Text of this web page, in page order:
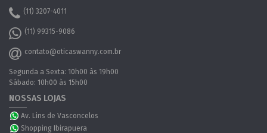
(11) 3207-4011
(11) 99315-9086
contato@oticaswanny.com.br
Segunda a Sexta: 10h00 às 19h00
Sábado: 10h00 às 15h00
NOSSAS LOJAS
Av. Lins de Vasconcelos
Shopping Ibirapuera